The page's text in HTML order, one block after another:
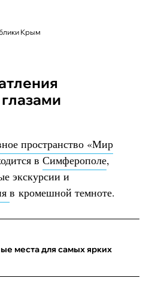
Крым
пространство «Мир
в Симферополе,
экскурсии и
в кромешной темноте.
места для самых ярких